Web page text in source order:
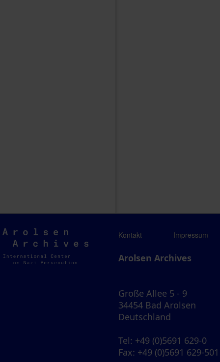
Arolsen
Archives
Kontakt Impressum
Arolsen Archives
Große Allee 5 - 9
34454 Bad Arolsen
Deutschland
Tel: +49 (0)5691 629-0
Fax: +49 (0)5691 629-501